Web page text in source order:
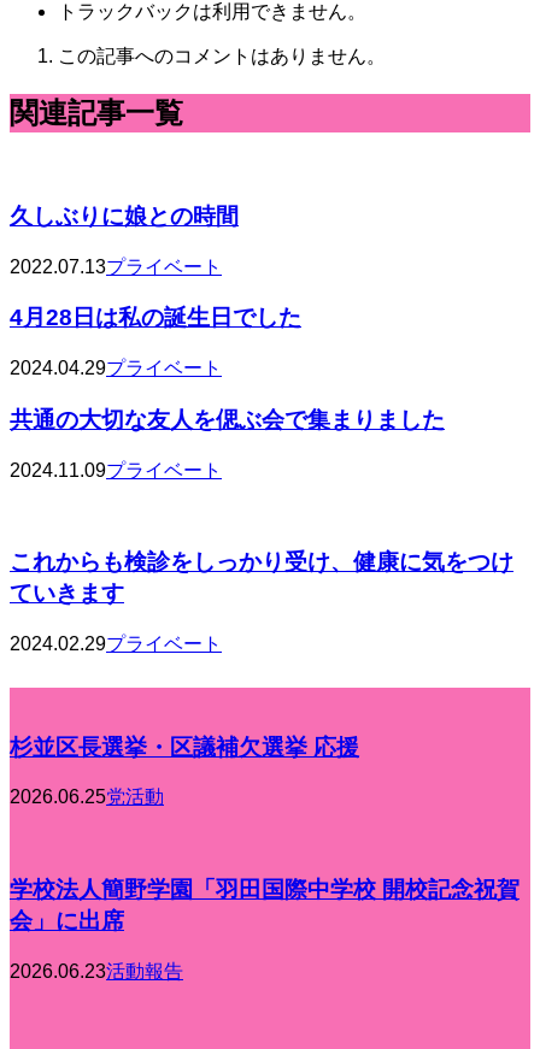
トラックバックは利用できません。
この記事へのコメントはありません。
関連記事一覧
久しぶりに娘との時間
2022.07.13プライベート
4月28日は私の誕生日でした
2024.04.29プライベート
共通の大切な友人を偲ぶ会で集まりました
2024.11.09プライベート
これからも検診をしっかり受け、健康に気をつけ
ていきます
2024.02.29プライベート
杉並区長選挙・区議補欠選挙 応援
2026.06.25党活動
学校法人簡野学園「羽田国際中学校 開校記念祝賀
会」に出席
2026.06.23活動報告